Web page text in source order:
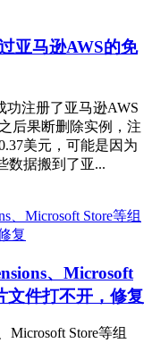
亚马逊AWS的免
功注册了亚马逊AWS
后果断删除实例，注
美元，可能是因为
数据搬到了亚...
、Microsoft
文件打不开，修复
Microsoft Store等组